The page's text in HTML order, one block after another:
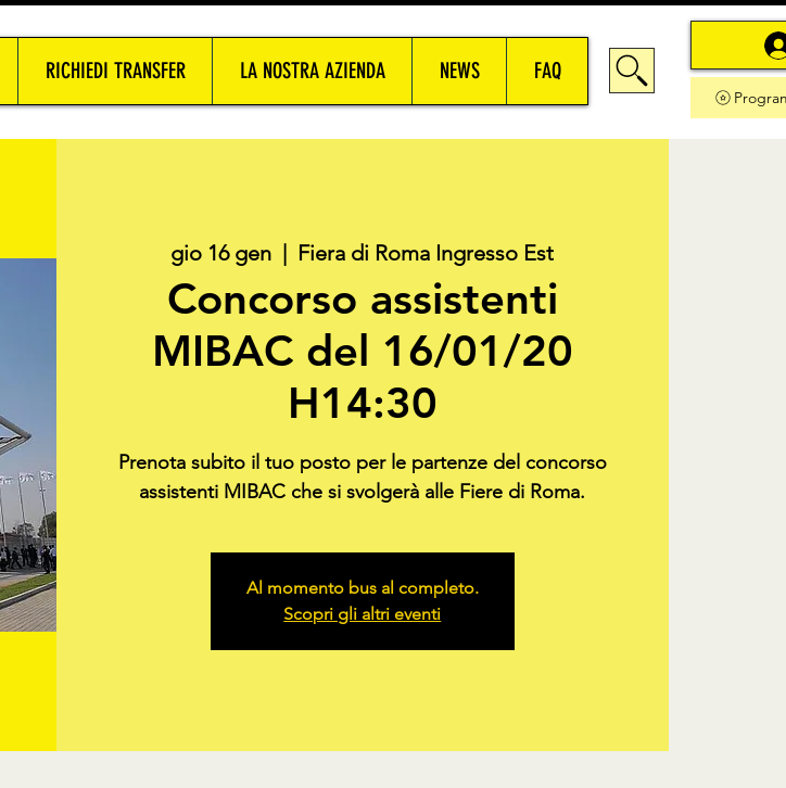
RICHIEDI TRANSFER LA NOSTRA AZIENDA NEWS FAQ
gio 16 gen
  |
Fiera di Roma Ingresso Est
Concorso assistenti
MIBAC del 16/01/20
H14:30
Prenota subito il tuo posto per le partenze del concorso
assistenti MIBAC che si svolgerà alle Fiere di Roma.
Al momento bus al completo.
Scopri gli altri eventi